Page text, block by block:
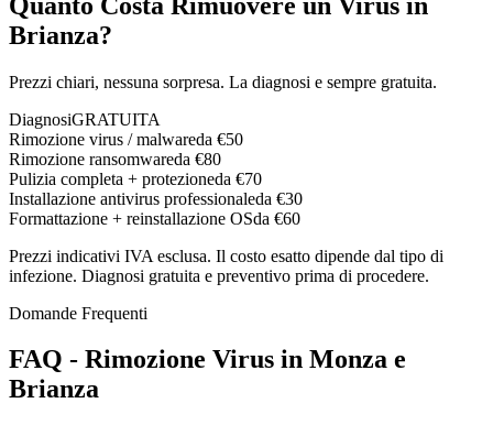
Brianza?
Prezzi chiari, nessuna sorpresa. La diagnosi e sempre gratuita.
DiagnosiGRATUITA
Rimozione virus / malwareda €50
Rimozione ransomwareda €80
Pulizia completa + protezioneda €70
Installazione antivirus professionaleda €30
Formattazione + reinstallazione OSda €60
Prezzi indicativi IVA esclusa. Il costo esatto dipende dal tipo di
infezione. Diagnosi gratuita e preventivo prima di procedere.
Domande Frequenti
FAQ - Rimozione Virus in Monza e
Brianza